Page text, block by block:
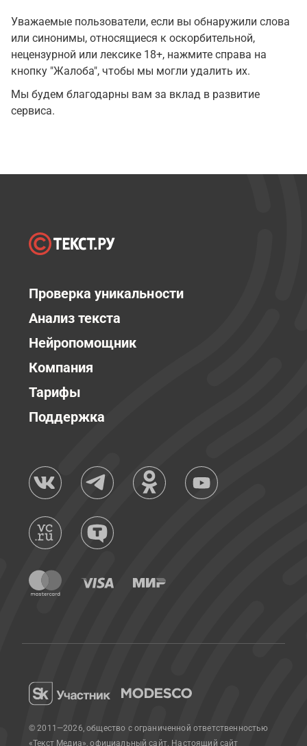
Уважаемые пользователи, если вы обнаружили слова
или синонимы, относящиеся к оскорбительной,
нецензурной или лексике 18+, нажмите справа на
кнопку "Жалоба", чтобы мы могли удалить их.
Мы будем благодарны вам за вклад в развитие
сервиса.
Проверка уникальности
Анализ текста
Нейропомощник
Компания
Тарифы
Поддержка
© 2011—2026, общество с ограниченной ответственностью
«Текст Медиа», официальный сайт. Настоящий сайт